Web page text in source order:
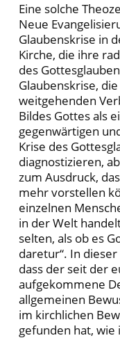
Eine solche
Neue
Glaubenskrise in
Kirche, die ihre
des
Glaubenskrise,
weitgehenden
Bildes Gottes als
gegenwärtigen
Krise des
diagnostizieren,
zum Ausdruck,
mehr vorstellen
einzelnen
in der Welt
selten, als ob es
daretur“. In
dass der seit der
aufgekommene
allgemeinen
im kirchlichen
gefunden hat, wie